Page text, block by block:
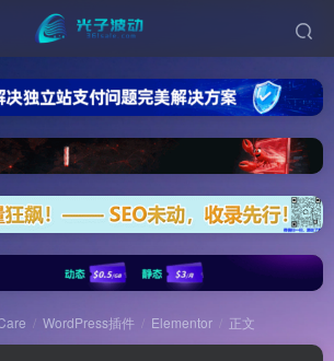
WordPress插件 Elementor 正文